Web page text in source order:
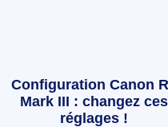
Configuration Canon
Mark III : changez ces
réglages !